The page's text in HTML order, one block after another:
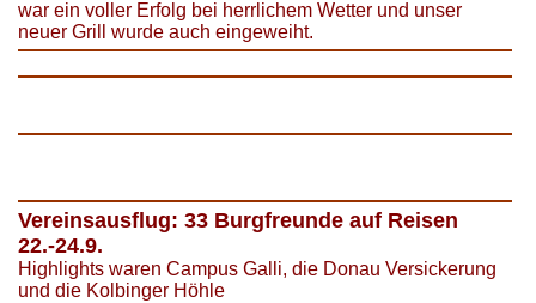
war ein voller Erfolg bei herrlichem Wetter und unser
neuer Grill wurde auch eingeweiht.
Vereinsausflug: 33 Burgfreunde auf Reisen
22.-24.9.
Highlights waren Campus Galli, die Donau Versickerung
und die Kolbinger Höhle